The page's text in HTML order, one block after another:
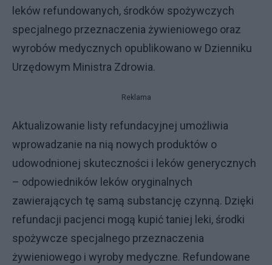
leków refundowanych, środków spożywczych
specjalnego przeznaczenia żywieniowego oraz
wyrobów medycznych opublikowano w Dzienniku
Urzędowym Ministra Zdrowia.
Reklama
Aktualizowanie listy refundacyjnej umożliwia
wprowadzanie na nią nowych produktów o
udowodnionej skuteczności i leków generycznych
– odpowiedników leków oryginalnych
zawierających tę samą substancję czynną. Dzięki
refundacji pacjenci mogą kupić taniej leki, środki
spożywcze specjalnego przeznaczenia
żywieniowego i wyroby medyczne. Refundowane